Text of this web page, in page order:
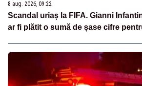
8 aug. 2026, 09:22
Scandal uriaș la FIFA. Gianni
ar fi plătit o sumă de șase cifre